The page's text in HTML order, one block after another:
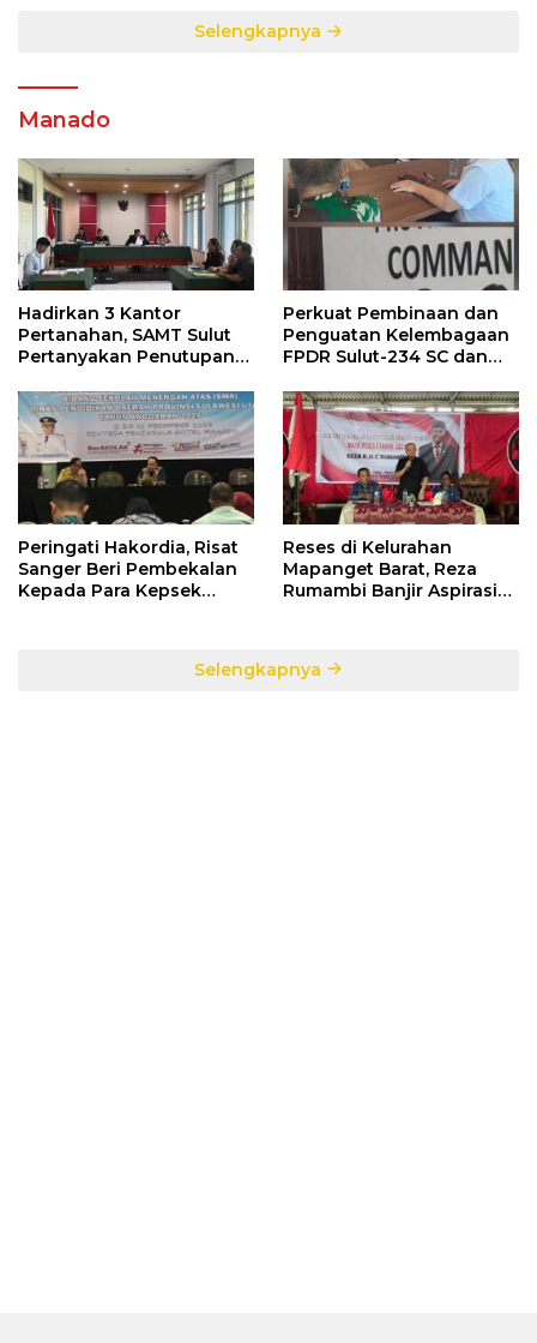
Selengkapnya
Manado
Hadirkan 3 Kantor
Pertanahan, SAMT Sulut
Pertanyakan Penutupan
Anggaran Negara
Perkuat Pembinaan dan
Penguatan Kelembagaan
FPDR Sulut-234 SC dan
Peringati Hakordia, Risat
Sanger Beri Pembekalan
Kepada Para Kepsek
Reses di Kelurahan
Mapanget Barat, Reza
Rumambi Banjir Aspirasi
Selengkapnya